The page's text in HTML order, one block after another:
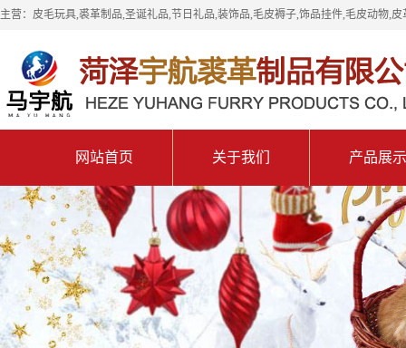
主营：皮毛玩具,裘革制品,圣诞礼品,节日礼品,装饰品,毛皮褥子,饰品挂件,毛皮动物,
网站首页 关于我们 产品展示